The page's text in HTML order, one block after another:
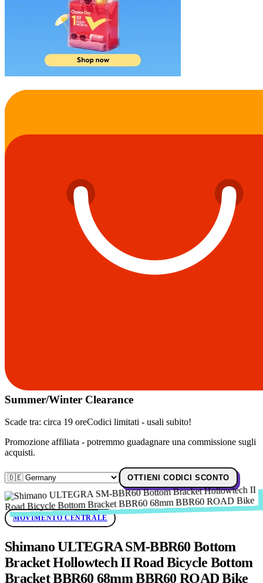
Summer/Winter Clearance
Scade tra: circa 19 oreCodici limitati - usali subito!
Promozione affiliata - potremmo guadagnare una commissione sugli
acquisti.
OTTIENI CODICI SCONTO
MOVIMENTO CENTRALE
Shimano ULTEGRA SM-BBR60 Bottom
Bracket Hollowtech II Road Bicycle Bottom
Bracket BBR60 68mm BBR60 ROAD Bike